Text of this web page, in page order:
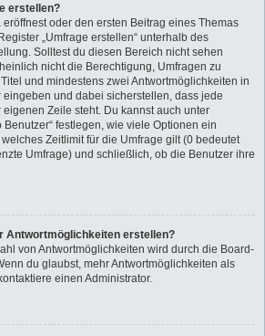
erstellen?
oder den ersten Beitrag eines Themas
„Umfrage erstellen“ unterhalb des
Solltest du diesen Bereich nicht sehen
nicht die Berechtigung, Umfragen zu
und mindestens zwei Antwortmöglichkeiten in
und dabei sicherstellen, dass jede
Zeile steht. Du kannst auch unter
festlegen, wie viele Optionen ein
Zeitlimit für die Umfrage gilt (0 bedeutet
Umfrage) und schließlich, ob die Benutzer ihre
Antwortmöglichkeiten erstellen?
von Antwortmöglichkeiten wird durch die Board-
du glaubst, mehr Antwortmöglichkeiten als
einen Administrator.